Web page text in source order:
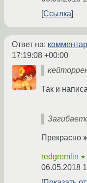
Ссылка
Ответ на:
17:19:08 +00:00
Так и
Прекрасно
redgremlin
06.05.2018